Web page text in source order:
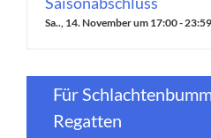
Sa.., 14. November um 17:00-23:59
Für
Regatten